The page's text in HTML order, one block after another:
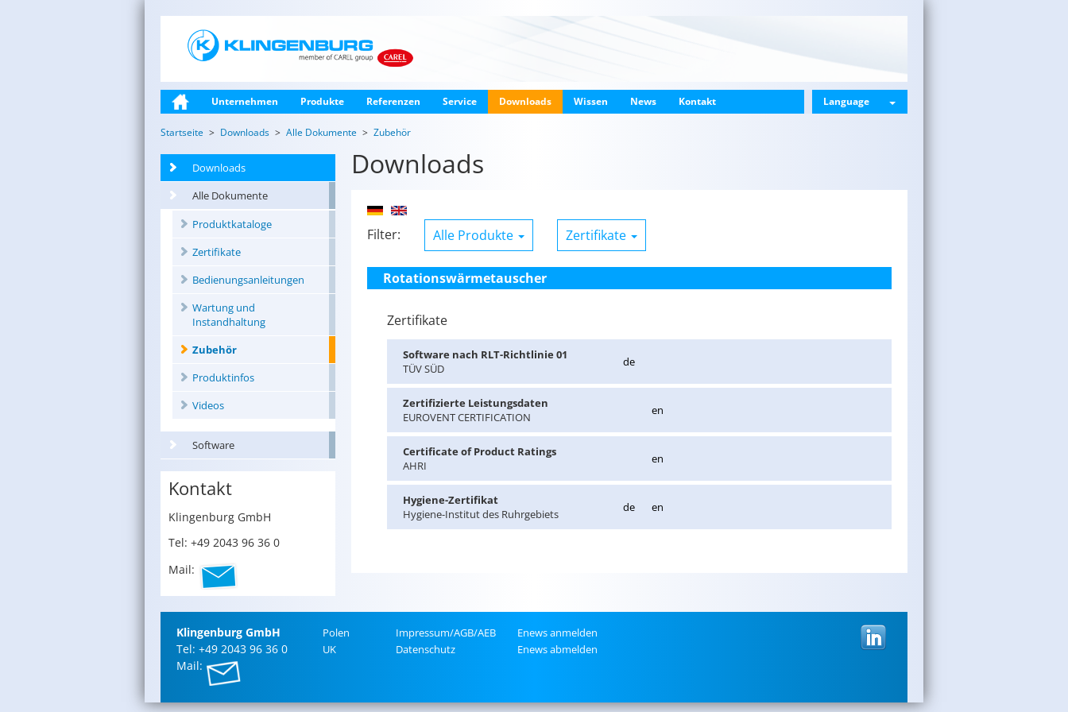
Unternehmen Produkte Referenzen Service Downloads Wissen News Kontakt Language
Startseite Downloads Alle Dokumente Zubehör
Downloads
Alle Dokumente
Produktkataloge
Zertifikate
Bedienungsanleitungen
Wartung und
Instandhaltung
Zubehör
Produktinfos
Videos
Software
Kontakt
Klin­gen­burg GmbH
Tel: +49 2043 96 36 0
Mail:
Downloads
Filter: Alle Produkte Zertifikate
Rotationswärmetauscher
Zertifikate
Soft­ware nach RLT-Richt­li­nie 01
TÜV SÜD
de
Zer­ti­fi­zier­te Leis­tungs­da­ten
EU­RO­VENT CER­TI­FI­CA­TI­ON
en
Cer­ti­fi­ca­te of Pro­duct Ra­tings
AHRI
en
Hy­gie­ne-Zer­ti­fi­kat
Hy­gie­ne-In­sti­tut des Ruhr­ge­biets
de en
Klin­gen­burg GmbH
Tel: +49 2043 96 36 0
Mail:
Polen
UK
Im­pres­sum/AGB/AEB
Da­ten­schutz
Enews an­mel­den
Enews ab­mel­den